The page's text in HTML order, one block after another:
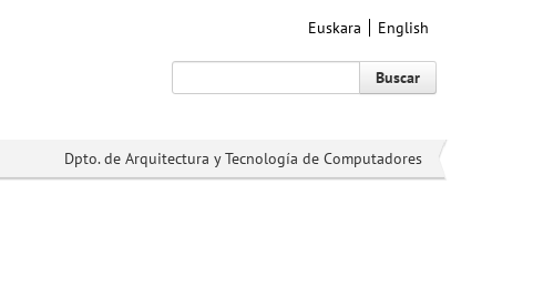
Euskara English
Buscar
Dpto. de Arquitectura y Tecnología de Computadores